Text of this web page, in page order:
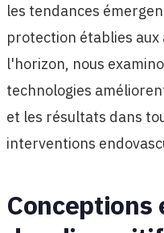
les tendances
protection établies
l'horizon, nous
technologies
et les résultats dans
interventions
Conceptions